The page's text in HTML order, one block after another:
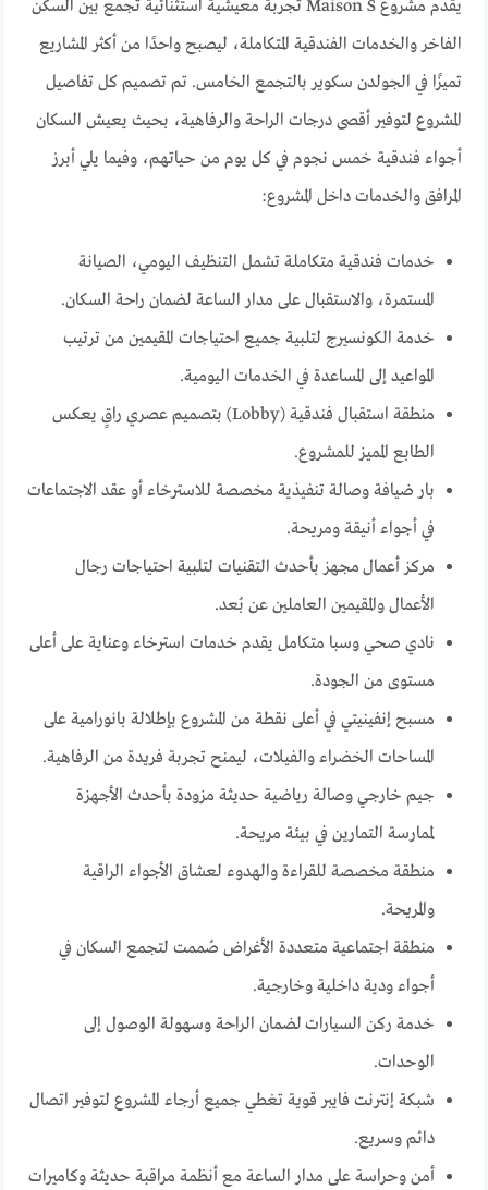
يقدم مشروع Maison S تجربة معيشية استثنائية تجمع بين السكن
الفاخر والخدمات الفندقية المتكاملة، ليصبح واحدًا من أكثر المشاريع
تميزًا في الجولدن سكوير بالتجمع الخامس. تم تصميم كل تفاصيل
المشروع لتوفير أقصى درجات الراحة والرفاهية، بحيث يعيش السكان
أجواء فندقية خمس نجوم في كل يوم من حياتهم، وفيما يلي أبرز
المرافق والخدمات داخل المشروع:
خدمات فندقية متكاملة تشمل التنظيف اليومي، الصيانة
المستمرة، والاستقبال على مدار الساعة لضمان راحة السكان.
خدمة الكونسيرج لتلبية جميع احتياجات المقيمين من ترتيب
المواعيد إلى المساعدة في الخدمات اليومية.
منطقة استقبال فندقية (Lobby) بتصميم عصري راقٍ يعكس
الطابع المميز للمشروع.
بار ضيافة وصالة تنفيذية مخصصة للاسترخاء أو عقد الاجتماعات
في أجواء أنيقة ومريحة.
مركز أعمال مجهز بأحدث التقنيات لتلبية احتياجات رجال
الأعمال والمقيمين العاملين عن بُعد.
نادي صحي وسبا متكامل يقدم خدمات استرخاء وعناية على أعلى
مستوى من الجودة.
مسبح إنفينيتي في أعلى نقطة من المشروع بإطلالة بانورامية على
المساحات الخضراء والفيلات، ليمنح تجربة فريدة من الرفاهية.
جيم خارجي وصالة رياضية حديثة مزودة بأحدث الأجهزة
لممارسة التمارين في بيئة مريحة.
منطقة مخصصة للقراءة والهدوء لعشاق الأجواء الراقية
والمريحة.
منطقة اجتماعية متعددة الأغراض صُممت لتجمع السكان في
أجواء ودية داخلية وخارجية.
خدمة ركن السيارات لضمان الراحة وسهولة الوصول إلى
الوحدات.
شبكة إنترنت فايبر قوية تغطي جميع أرجاء المشروع لتوفير اتصال
دائم وسريع.
أمن وحراسة على مدار الساعة مع أنظمة مراقبة حديثة وكاميرات